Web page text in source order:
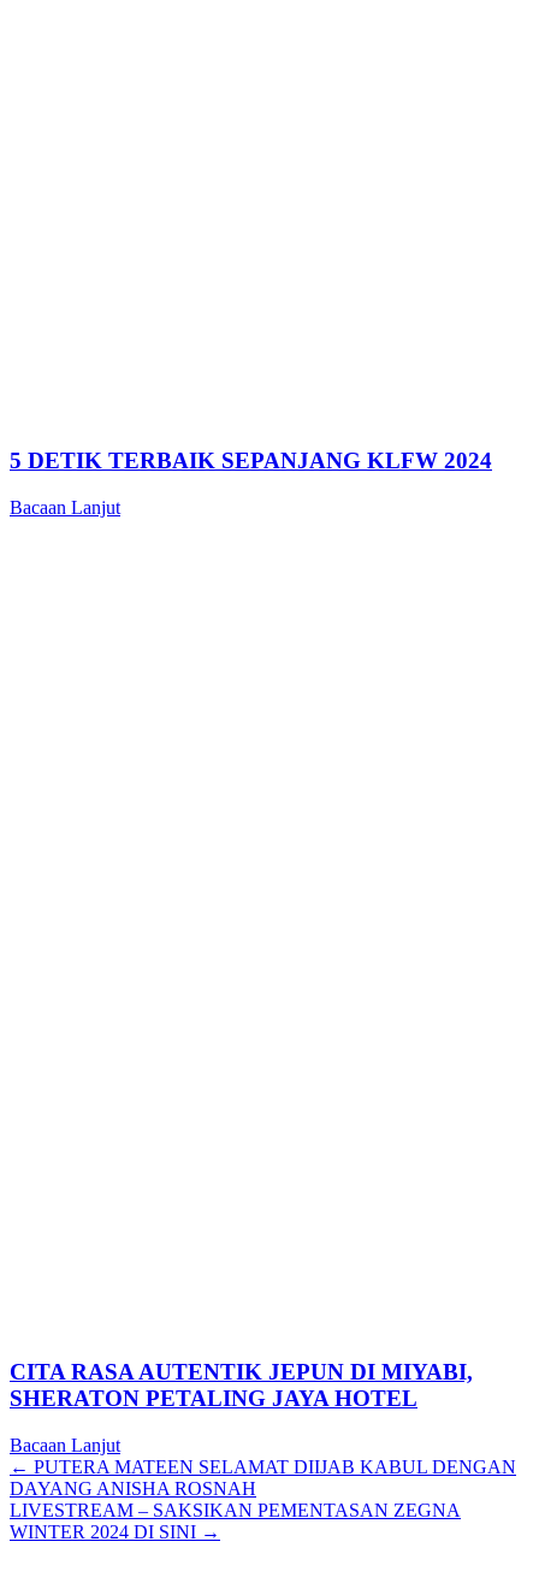
5 DETIK TERBAIK SEPANJANG KLFW 2024
Bacaan Lanjut
CITA RASA AUTENTIK JEPUN DI MIYABI,
SHERATON PETALING JAYA HOTEL
Bacaan Lanjut
Posts
navigation
← PUTERA MATEEN SELAMAT DIIJAB KABUL DENGAN
DAYANG ANISHA ROSNAH
LIVESTREAM – SAKSIKAN PEMENTASAN ZEGNA
WINTER 2024 DI SINI →